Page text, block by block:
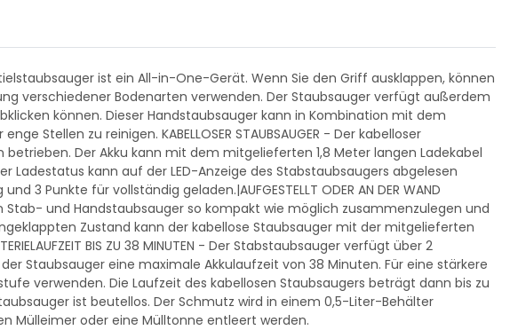
Stielstaubsauger ist ein All-in-One-Gerät. Wenn Sie den Griff ausklappen, können
verschiedener Bodenarten verwenden. Der Staubsauger verfügt außerdem
können. Dieser Handstaubsauger kann in Kombination mit dem
Stellen zu reinigen. KABELLOSER STAUBSAUGER - Der kabelloser
Der Akku kann mit dem mitgelieferten 1,8 Meter langen Ladekabel
Ladestatus kann auf der LED-Anzeige des Stabstaubsaugers abgelesen
3 Punkte für vollständig geladen.|AUFGESTELLT ODER AN DER WAND
Stab- und Handstaubsauger so kompakt wie möglich zusammenzulegen und
Zustand kann der kabellose Staubsauger mit der mitgelieferten
BIS ZU 38 MINUTEN - Der Stabstaubsauger verfügt über 2
Staubsauger eine maximale Akkulaufzeit von 38 Minuten. Für eine stärkere
verwenden. Die Laufzeit des kabellosen Staubsaugers beträgt dann bis zu
ist beutellos. Der Schmutz wird in einem 0,5-Liter-Behälter
Mülleimer oder eine Mülltonne entleert werden.